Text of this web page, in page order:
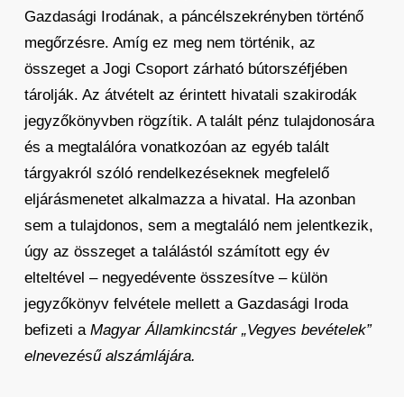
Gazdasági Irodának, a páncélszekrényben történő
megőrzésre. Amíg ez meg nem történik, az
összeget a Jogi Csoport zárható bútorszéfjében
tárolják. Az átvételt az érintett hivatali szakirodák
jegyzőkönyvben rögzítik. A talált pénz tulajdonosára
és a megtalálóra vonatkozóan az egyéb talált
tárgyakról szóló rendelkezéseknek megfelelő
eljárásmenetet alkalmazza a hivatal. Ha azonban
sem a tulajdonos, sem a megtaláló nem jelentkezik,
úgy az összeget a találástól számított egy év
elteltével – negyedévente összesítve – külön
jegyzőkönyv felvétele mellett a Gazdasági Iroda
befizeti a Magyar Államkincstár „Vegyes bevételek”
elnevezésű alszámlájára.